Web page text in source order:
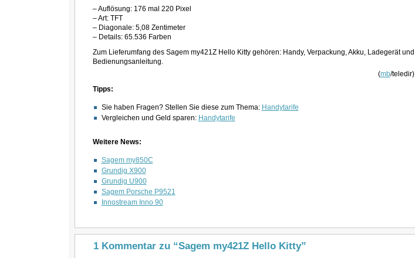
– Auflösung: 176 mal 220 Pixel
– Art: TFT
– Diagonale: 5,08 Zentimeter
– Details: 65.536 Farben
Zum Lieferumfang des Sagem my421Z Hello Kitty gehören: Handy, Verpackung, Akku, Ladegerät und
Bedienungsanleitung.
(mb/teledir)
Tipps:
Sie haben Fragen? Stellen Sie diese zum Thema: Handytarife
Vergleichen und Geld sparen: Handytarife
Weitere News:
Sagem my850C
Grundig X900
Grundig U900
Sagem Porsche P9521
Innostream Inno 90
1 Kommentar zu “Sagem my421Z Hello Kitty”